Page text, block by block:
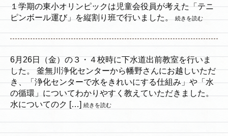
１学期の東小オリンピックは児童会役員が考えた「テニ
ピンボール運び」を縦割り班で行いました。
続きを読む
6月26日（金）の３・４校時に下水道出前教室を行いま
した。 釜無川浄化センターから幡野さんにお越しいただ
き、「浄化センターで水をきれいにする仕組み」や「水
の循環」についてわかりやすく教えていただきました。
水についてのク […] 続きを読む